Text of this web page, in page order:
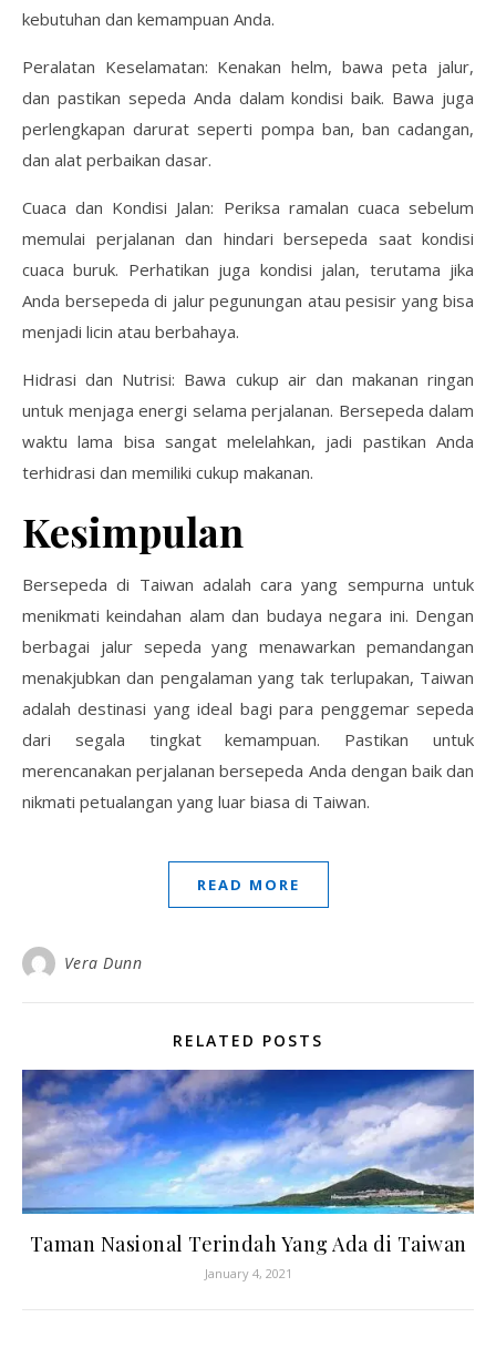
kebutuhan dan kemampuan Anda.
Peralatan Keselamatan: Kenakan helm, bawa peta jalur,
dan pastikan sepeda Anda dalam kondisi baik. Bawa juga
perlengkapan darurat seperti pompa ban, ban cadangan,
dan alat perbaikan dasar.
Cuaca dan Kondisi Jalan: Periksa ramalan cuaca sebelum
memulai perjalanan dan hindari bersepeda saat kondisi
cuaca buruk. Perhatikan juga kondisi jalan, terutama jika
Anda bersepeda di jalur pegunungan atau pesisir yang bisa
menjadi licin atau berbahaya.
Hidrasi dan Nutrisi: Bawa cukup air dan makanan ringan
untuk menjaga energi selama perjalanan. Bersepeda dalam
waktu lama bisa sangat melelahkan, jadi pastikan Anda
terhidrasi dan memiliki cukup makanan.
Kesimpulan
Bersepeda di Taiwan adalah cara yang sempurna untuk
menikmati keindahan alam dan budaya negara ini. Dengan
berbagai jalur sepeda yang menawarkan pemandangan
menakjubkan dan pengalaman yang tak terlupakan, Taiwan
adalah destinasi yang ideal bagi para penggemar sepeda
dari segala tingkat kemampuan. Pastikan untuk
merencanakan perjalanan bersepeda Anda dengan baik dan
nikmati petualangan yang luar biasa di Taiwan.
READ MORE
Vera Dunn
RELATED POSTS
Taman Nasional Terindah Yang Ada di Taiwan
January 4, 2021